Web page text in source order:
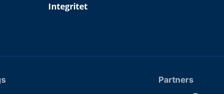
Integritet
Partners